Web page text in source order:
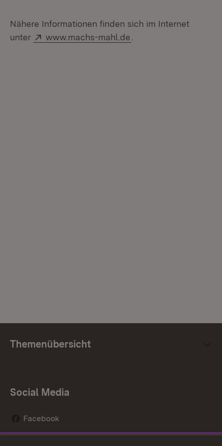
Nähere Informationen finden sich im Internet
unter
Extern:
www.machs-mahl.de
Themenübersicht
Social Media
Facebook